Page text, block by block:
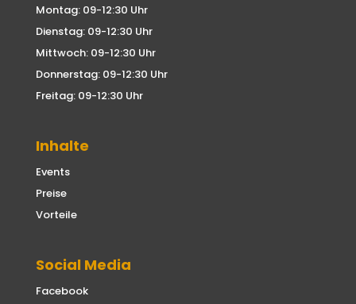
Montag: 09-12:30 Uhr
Dienstag: 09-12:30 Uhr
Mittwoch: 09-12:30 Uhr
Donnerstag: 09-12:30 Uhr
Freitag: 09-12:30 Uhr
Inhalte
Events
Preise
Vorteile
Social Media
Facebook